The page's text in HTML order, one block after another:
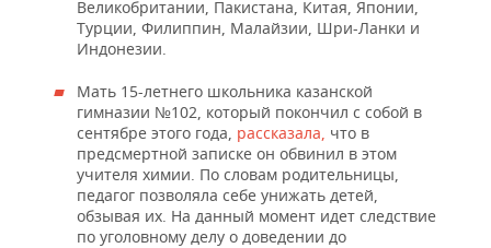
Великобритании, Пакистана, Китая, Японии,
Турции, Филиппин, Малайзии, Шри-Ланки и
Индонезии.
Мать 15-летнего школьника казанской
гимназии №102, который покончил с собой в
сентябре этого года, рассказала, что в
предсмертной записке он обвинил в этом
учителя химии. По словам родительницы,
педагог позволяла себе унижать детей,
обзывая их. На данный момент идет следствие
по уголовному делу о доведении до